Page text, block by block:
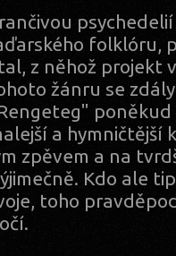
folklóru,
z něhož projekt
žánru se
poněkud
a hymničtější
zpěvem a na
Kdo ale
toho